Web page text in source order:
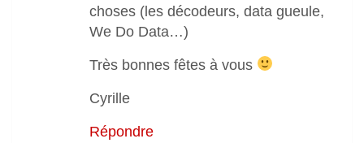
choses (les décodeurs, data gueule,
We Do Data…)
Très bonnes fêtes à vous
Cyrille
Répondre